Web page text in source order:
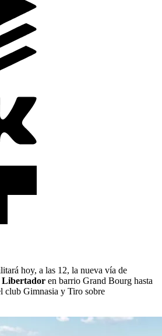
hoy, a las 12, la nueva vía de
Libertador en barrio Grand Bourg hasta
club Gimnasia y Tiro sobre